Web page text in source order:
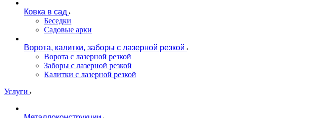
Ковка в сад
Беседки
Садовые арки
Ворота, калитки, заборы с лазерной резкой
Ворота с лазерной резкой
Заборы с лазерной резкой
Калитки с лазерной резкой
Услуги